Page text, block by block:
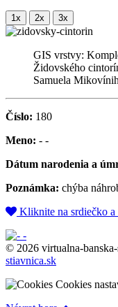
GIS vrstvy:
Židovského
Samuela
Číslo: 180
Meno: - -
Dátum narodenia a
Poznámka: chýba
Kliknite na srdiečko
© 2026 virtualna-
stiavnica.sk
Cookies